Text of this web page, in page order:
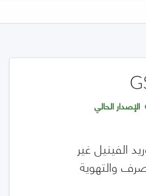
الإصدار الحالي
الفينيل غير
والتهوية